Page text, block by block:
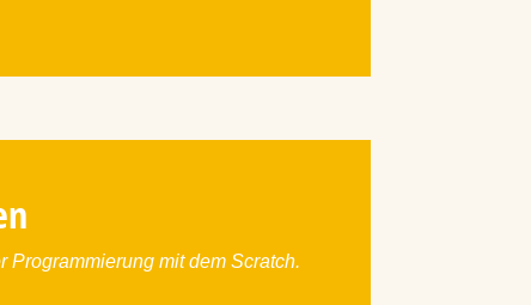
Programmierung mit dem Scratch.